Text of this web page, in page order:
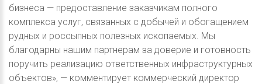
бизнеса — предоставление заказчикам полного
комплекса услуг, связанных с добычей и обогащением
рудных и россыпных полезных ископаемых. Мы
благодарны нашим партнерам за доверие и готовность
поручить реализацию ответственных инфраструктурных
объектов», — комментирует коммерческий директор